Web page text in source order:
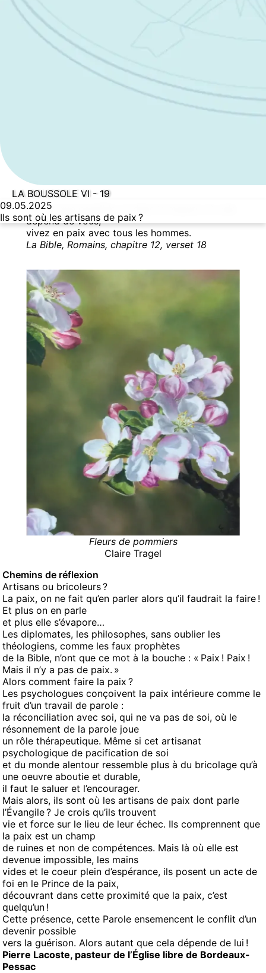
LA BOUSSOLE VI - 19
09.05.2025
Ils sont où les artisans de paix ?
Autant que possible, et dans la mesure où cela
dépend de vous,
vivez en paix avec tous les hommes.
La Bible, Romains, chapitre 12, verset 18
Fleurs de pommiers
Claire Tragel
Chemins de réflexion
Artisans ou bricoleurs ?
La paix, on ne fait qu’en parler alors qu’il faudrait la faire !
Et plus on en parle
et plus elle s’évapore…
Les diplomates, les philosophes, sans oublier les
théologiens, comme les faux prophètes
de la Bible, n’ont que ce mot à la bouche : « Paix ! Paix !
Mais il n’y a pas de paix. »
Alors comment faire la paix ?
Les psychologues conçoivent la paix intérieure comme le
fruit d’un travail de parole :
la réconciliation avec soi, qui ne va pas de soi, où le
résonnement de la parole joue
un rôle thérapeutique. Même si cet artisanat
psychologique de pacification de soi
et du monde alentour ressemble plus à du bricolage qu’à
une oeuvre aboutie et durable,
il faut le saluer et l’encourager.
Mais alors, ils sont où les artisans de paix dont parle
l’Évangile ? Je crois qu’ils trouvent
vie et force sur le lieu de leur échec. Ils comprennent que
la paix est un champ
de ruines et non de compétences. Mais là où elle est
devenue impossible, les mains
vides et le coeur plein d’espérance, ils posent un acte de
foi en le Prince de la paix,
découvrant dans cette proximité que la paix, c’est
quelqu’un !
Cette présence, cette Parole ensemencent le conflit d’un
devenir possible
vers la guérison. Alors autant que cela dépende de lui !
Pierre Lacoste, pasteur de l’Église libre de Bordeaux-
Pessac